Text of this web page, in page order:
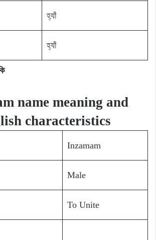
হ্যাঁ
হ্যাঁ
name meaning and
characteristics
Inzamam
Male
To Unite